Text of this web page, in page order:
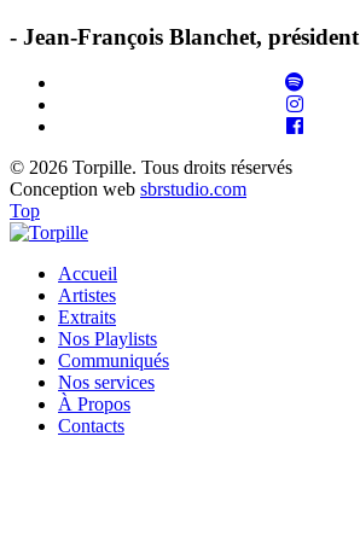
- Jean-François Blanchet, président
© 2026 Torpille. Tous droits réservés
Conception web sbrstudio.com
Top
Accueil
Artistes
Extraits
Nos Playlists
Communiqués
Nos services
À Propos
Contacts